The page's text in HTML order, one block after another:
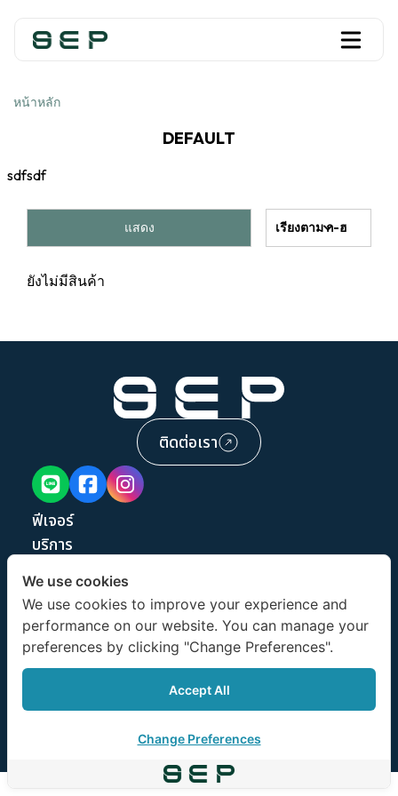
หน้าหลัก
DEFAULT
sdfsdf
เรียงตาม ก-ฮ
แสดง
ยังไม่มีสินค้า
ติดต่อเรา
ฟีเจอร์
บริการ
เกี่ยวกับเรา
บทความ
ขอทดลองใช้งาน
Privacy Policy
We use cookies
We use cookies to improve your experience and
performance on our website. You can manage your
preferences by clicking "Change Preferences".
Accept All
Change Preferences